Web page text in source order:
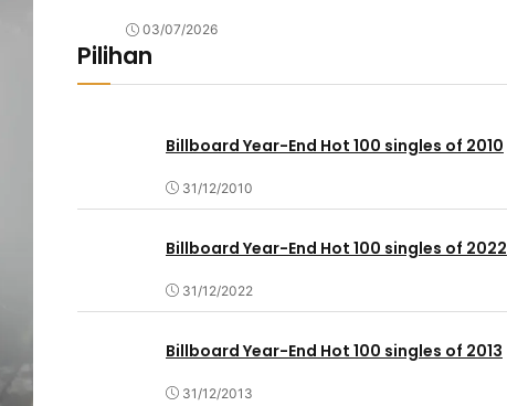
03/07/2026
Pilihan
Billboard Year-End Hot 100 singles of 2010
31/12/2010
Billboard Year-End Hot 100 singles of 2022
31/12/2022
Billboard Year-End Hot 100 singles of 2013
31/12/2013